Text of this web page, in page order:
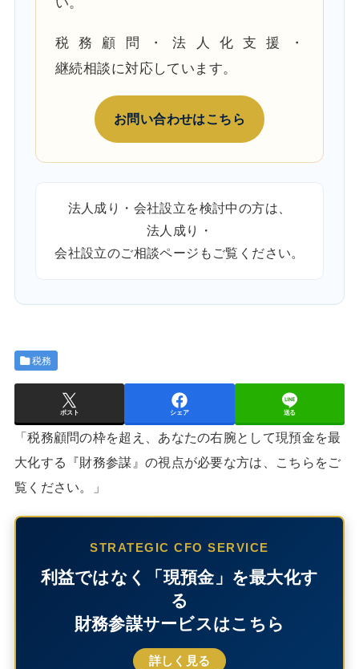
税務顧問・法人化支援・
継続相談に対応しています。
お問い合わせはこちら
法人成り・会社設立を検討中の方は、
法人成り・
会社設立のご相談ページ もご覧ください。
税務
ポスト シェア 送る
「税務顧問の枠を超え、あなたの右腕として現預金を最
大化する『財務参謀』の視点が必要な方は、こちらをご
覧ください。」
STRATEGIC CFO SERVICE
利益ではなく「現預金」を最大化す
る
財務参謀サービスはこちら
詳しく見る